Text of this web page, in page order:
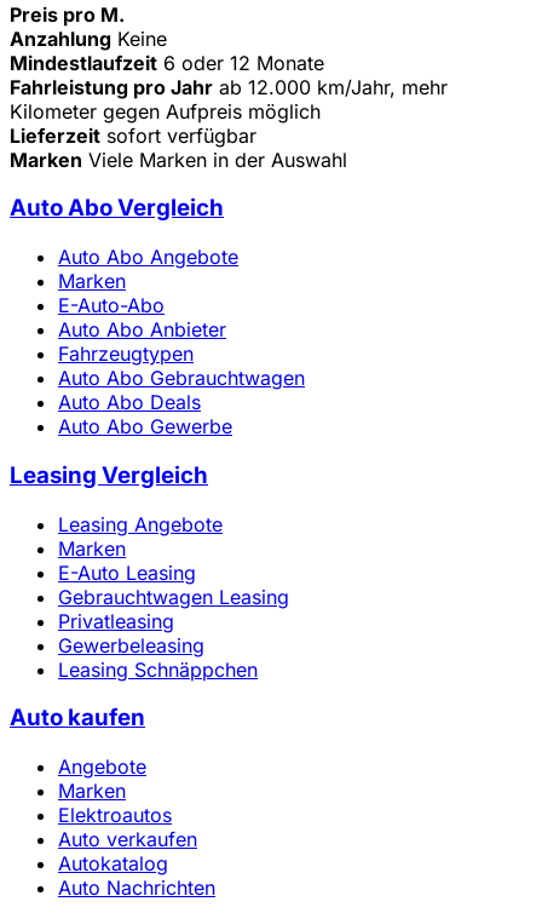
Preis pro M.
Anzahlung Keine
Mindestlaufzeit 6 oder 12 Monate
Fahrleistung pro Jahr ab 12.000 km/Jahr, mehr
Kilometer gegen Aufpreis möglich
Lieferzeit sofort verfügbar
Marken Viele Marken in der Auswahl
Auto Abo Vergleich
Auto Abo Angebote
Marken
E-Auto-Abo
Auto Abo Anbieter
Fahrzeugtypen
Auto Abo Gebrauchtwagen
Auto Abo Deals
Auto Abo Gewerbe
Leasing Vergleich
Leasing Angebote
Marken
E-Auto Leasing
Gebrauchtwagen Leasing
Privatleasing
Gewerbeleasing
Leasing Schnäppchen
Auto kaufen
Angebote
Marken
Elektroautos
Auto verkaufen
Autokatalog
Auto Nachrichten